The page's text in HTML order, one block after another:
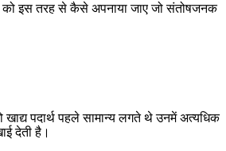
को इस तरह से कैसे अपनाया जाए जो संतोषजनक
पदार्थ पहले सामान्य लगते थे उनमें अत्यधिक
देती है।